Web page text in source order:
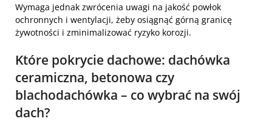
Wymaga jednak zwrócenia uwagi na jakość powłok
ochronnych i wentylacji, żeby osiągnąć górną granicę
żywotności i zminimalizować ryzyko korozji.
Które pokrycie dachowe: dachówka
ceramiczna, betonowa czy
blachodachówka – co wybrać na swój
dach?